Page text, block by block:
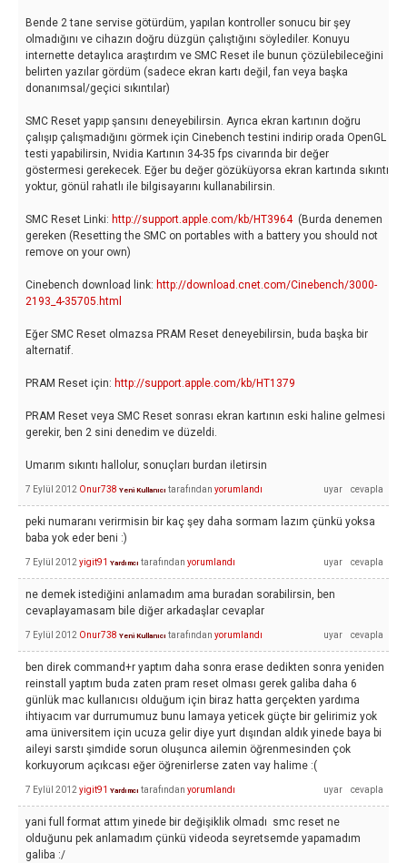
Bende 2 tane servise götürdüm, yapılan kontroller sonucu bir şey
olmadığını ve cihazın doğru düzgün çalıştığını söylediler. Konuyu
internette detaylıca araştırdım ve SMC Reset ile bunun çözülebileceğini
belirten yazılar gördüm (sadece ekran kartı değil, fan veya başka
donanımsal/geçici sıkıntılar)
SMC Reset yapıp şansını deneyebilirsin. Ayrıca ekran kartının doğru
çalışıp çalışmadığını görmek için Cinebench testini indirip orada OpenGL
testi yapabilirsin, Nvidia Kartının 34-35 fps civarında bir değer
göstermesi gerekecek. Eğer bu değer gözüküyorsa ekran kartında sıkıntı
yoktur, gönül rahatlı ile bilgisayarını kullanabilirsin.
SMC Reset Linki: http://support.apple.com/kb/HT3964(Burda denemen
gereken (Resetting the SMC on portables with a battery you should not
remove on your own)
Cinebench download link: http://download.cnet.com/Cinebench/3000-
2193_4-35705.html
Eğer SMC Reset olmazsa PRAM Reset deneyebilirsin, buda başka bir
alternatif.
PRAM Reset için: http://support.apple.com/kb/HT1379
PRAM Reset veya SMC Reset sonrası ekran kartının eski haline gelmesi
gerekir, ben 2 sini denedim ve düzeldi.
Umarım sıkıntı hallolur, sonuçları burdan iletirsin
7 Eylül 2012 Onur738 Yeni Kullanıcı tarafından yorumlandı
peki numaranı verirmisin bir kaç şey daha sormam lazım çünkü yoksa
baba yok eder beni :)
7 Eylül 2012yigit91 Yardımcı tarafından yorumlandı
ne demek istediğini anlamadım ama buradan sorabilirsin, ben
cevaplayamasam bile diğer arkadaşlar cevaplar
7 Eylül 2012 Onur738 Yeni Kullanıcı tarafından yorumlandı
ben direk command+r yaptım daha sonra erase dedikten sonra yeniden
reinstall yaptım buda zaten pram reset olması gerek galiba daha 6
günlük mac kullanıcısı olduğum için biraz hatta gerçekten yardıma
ihtiyacım var durrumumuz bunu lamaya yeticek güçte bir gelirimiz yok
ama üniversitem için ucuza gelir diye yurt dışından aldık yinede baya bi
aileyi sarstı şimdide sorun oluşunca ailemin öğrenmesinden çok
korkuyorum açıkcası eğer öğrenirlerse zaten vay halime :(
7 Eylül 2012yigit91 Yardımcı tarafından yorumlandı
yani full format attım yinede bir değişiklik olmadı smc reset ne
olduğunu pek anlamadım çünkü videoda seyretsemde yapamadım
galiba :/